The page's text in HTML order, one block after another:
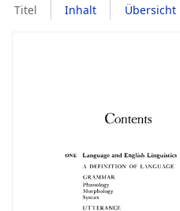
Titel Inhalt Übersicht